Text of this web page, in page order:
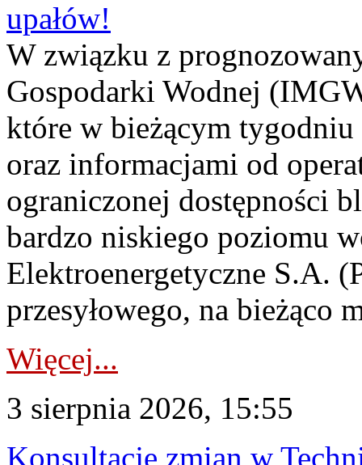
upałów!
W związku z
Gospodarki Wodnej
które w bieżącym tygodniu
oraz informacjami od
ograniczonej dostępności
bardzo niskiego poziomu
Elektroenergetyczne S.A.
przesyłowego, na bieżąco
Więcej...
3 sierpnia 2026, 15:55
Konsultacje zmian w